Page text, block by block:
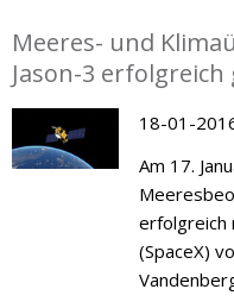
Meeres- und
Jason-3
18-01-
Am 17.
erfolgreich
(SpaceX)